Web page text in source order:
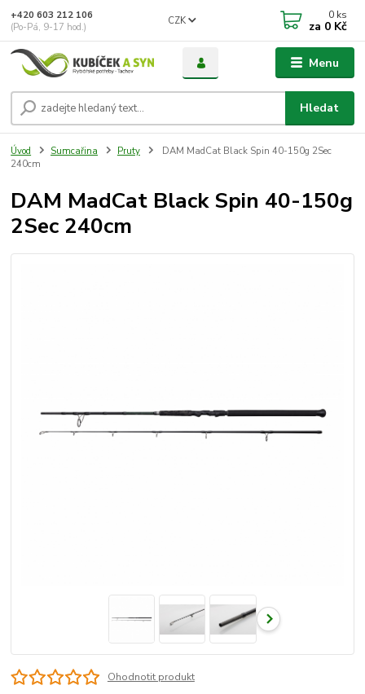
Menu
CZK
Hledat
+420 603 212 106
(Po-Pá, 9-17 hod.)
0 ks
za 0 Kč
Úvod Sumcařina Pruty
DAM MadCat Black Spin 40-150g 2Sec
240cm
DAM MadCat Black Spin 40-150g
2Sec 240cm
Ohodnotit produkt